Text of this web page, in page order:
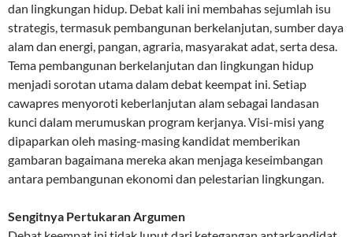
dan lingkungan hidup. Debat kali ini membahas sejumlah isu
strategis, termasuk pembangunan berkelanjutan, sumber daya
alam dan energi, pangan, agraria, masyarakat adat, serta desa.
Tema pembangunan berkelanjutan dan lingkungan hidup
menjadi sorotan utama dalam debat keempat ini. Setiap
cawapres menyoroti keberlanjutan alam sebagai landasan
kunci dalam merumuskan program kerjanya. Visi-misi yang
dipaparkan oleh masing-masing kandidat memberikan
gambaran bagaimana mereka akan menjaga keseimbangan
antara pembangunan ekonomi dan pelestarian lingkungan.
Sengitnya Pertukaran Argumen